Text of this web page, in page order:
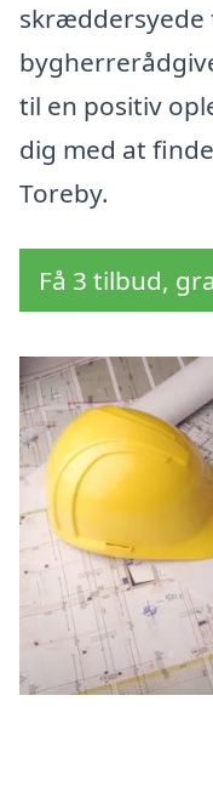
til en positiv
dig med at
Toreby.
Få 3 tilbud,